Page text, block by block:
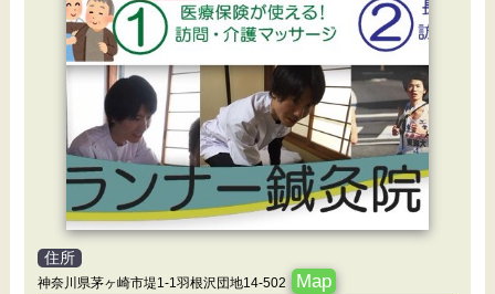
住所
神奈川県茅ヶ崎市堤1-1羽根沢団地14-502 Map